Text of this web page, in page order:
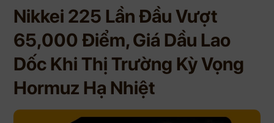
Nikkei 225 Lần Đầu Vượt
65,000 Điểm, Giá Dầu Lao
Dốc Khi Thị Trường Kỳ Vọng
Hormuz Hạ Nhiệt